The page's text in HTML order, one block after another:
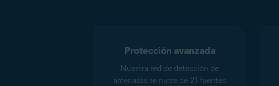
Protección avanzada
Nuestra red de detección de
amenazas se nutre de 21 fuentes